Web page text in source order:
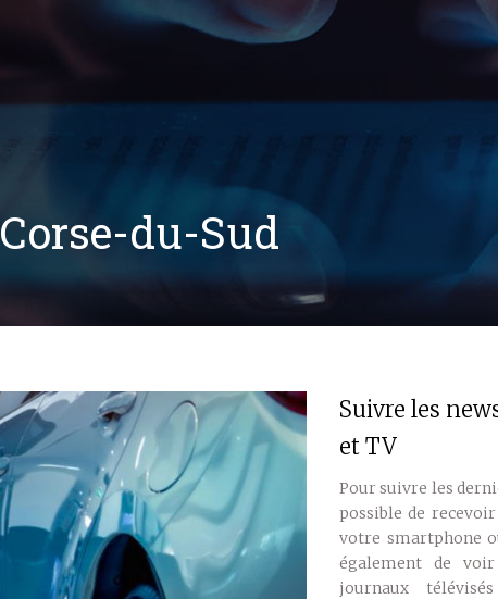
du-Sud
Suivre les
et TV
Pour suivre les
possible de
votre smartphone
également de
journaux